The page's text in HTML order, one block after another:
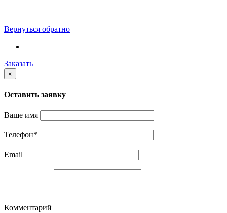
Вернуться обратно
Заказать
×
Оставить заявку
Ваше имя
Телефон*
Email
Комментарий